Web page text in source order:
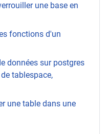
une base en
fonctions d'un
données sur postgres
tablespace,
une table dans une